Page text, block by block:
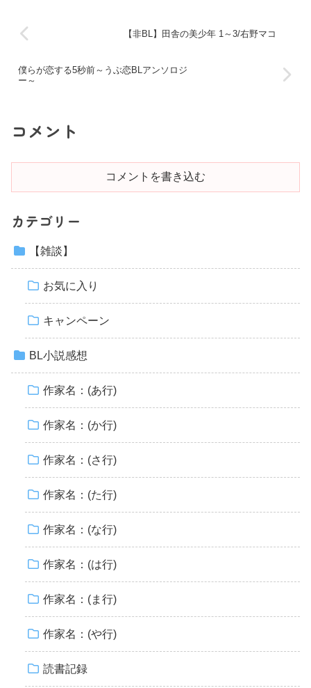
【非BL】田舎の美少年 1～3/右野マコ
僕らが恋する5秒前～うぶ恋BLアンソロジ
ー～
コメント
コメントを書き込む
カテゴリー
【雑談】
お気に入り
キャンペーン
BL小説感想
作家名：(あ行)
作家名：(か行)
作家名：(さ行)
作家名：(た行)
作家名：(な行)
作家名：(は行)
作家名：(ま行)
作家名：(や行)
読書記録